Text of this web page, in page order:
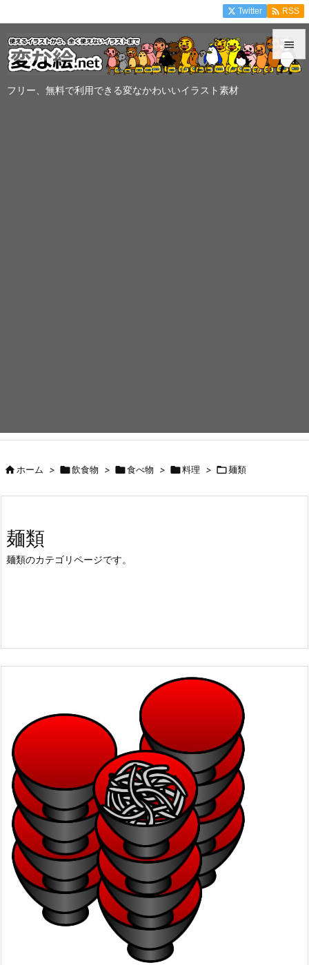
フリー、無料で利用できる変なかわいいイラスト素材


Twitter  RSS
ホーム > 飲食物 > 食べ物 > 料理 > 麺類
麺類
麺類のカテゴリページです。